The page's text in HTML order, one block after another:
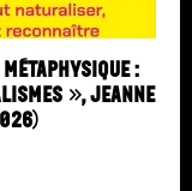
:
», Jeanne